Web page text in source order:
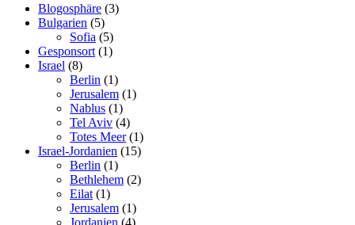
Blogosphäre (3)
Bulgarien (5)
Sofia (5)
Gesponsort (1)
Israel (8)
Berlin (1)
Jerusalem (1)
Nablus (1)
Tel Aviv (4)
Totes Meer(1)
Israel-Jordanien (15)
Berlin (1)
Bethlehem (2)
Eilat (1)
Jerusalem (1)
Jordanien (4)